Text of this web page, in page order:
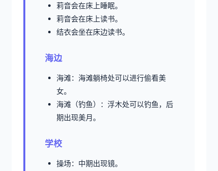
莉音会在床上睡眠。
莉音会在床上读书。
结衣会坐在床边读书。
海边
海滩：海滩躺椅处可以进行偷看美
女。
海滩（钓鱼）：浮木处可以钓鱼，后
期出现美月。
学校
操场：中期出现镜。